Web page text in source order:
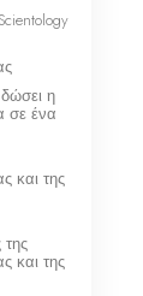
η
σε ένα
και της
και της